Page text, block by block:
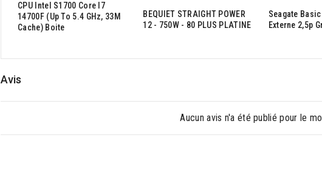
CPU Intel S1700 Core I7
14700F (up To 5.4 GHz, 33M
Cache) Boite
BEQUIET STRAIGHT POWER
12 - 750W - 80 PLUS PLATINE
Seagate Basic
Externe 2,5p
Avis
Aucun avis n'a été publié pour le